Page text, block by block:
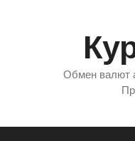
Обмен валют